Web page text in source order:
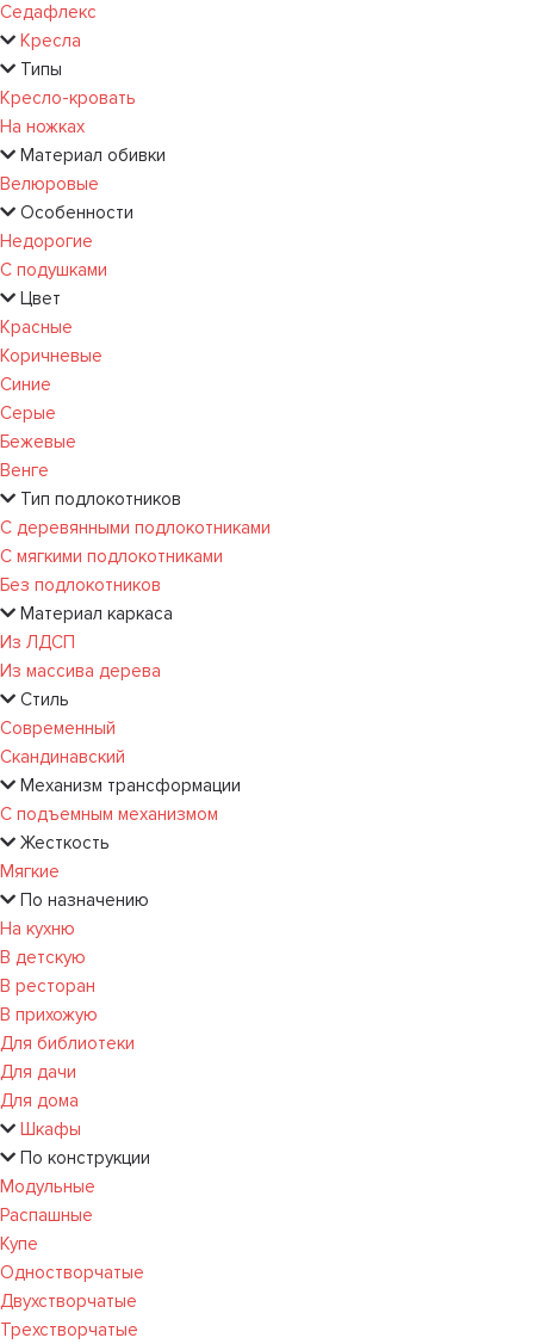
Седафлекс
Кресла
Типы
Кресло-кровать
На ножках
Материал обивки
Велюровые
Особенности
Недорогие
С подушками
Цвет
Красные
Коричневые
Синие
Серые
Бежевые
Венге
Тип подлокотников
С деревянными подлокотниками
С мягкими подлокотниками
Без подлокотников
Материал каркаса
Из ЛДСП
Из массива дерева
Стиль
Современный
Скандинавский
Механизм трансформации
С подъемным механизмом
Жесткость
Мягкие
По назначению
На кухню
В детскую
В ресторан
В прихожую
Для библиотеки
Для дачи
Для дома
Шкафы
По конструкции
Модульные
Распашные
Купе
Одностворчатые
Двухстворчатые
Трехстворчатые